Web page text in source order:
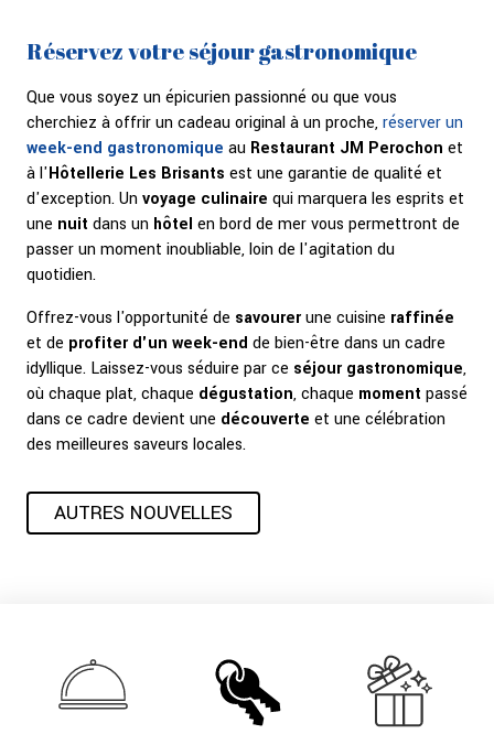
Réservez votre séjour gastronomique
Que vous soyez un épicurien passionné ou que vous
cherchiez à offrir un cadeau original à un proche,réserver un
week-end gastronomique au Restaurant JM Perochon et
à l'Hôtellerie Les Brisants est une garantie de qualité et
d'exception. Un voyage culinaire qui marquera les esprits et
une nuit dans un hôtel en bord de mer vous permettront de
passer un moment inoubliable, loin de l'agitation du
quotidien.
Offrez-vous l'opportunité de savourerune cuisine raffinée
et de profiter d'un week-end de bien-être dans un cadre
idyllique. Laissez-vous séduire par ce séjour gastronomique,
où chaque plat, chaque dégustation, chaque moment passé
dans ce cadre devient une découverte et une célébration
des meilleures saveurs locales.
AUTRES NOUVELLES